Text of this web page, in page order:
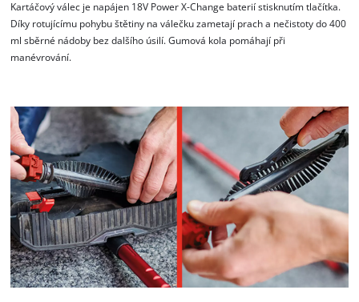
Powered byUsercentrics Consent
Management Platform
Kartáčový válec je napájen 18V Power X-Change baterií stisknutím tlačítka.
Díky rotujícímu pohybu štětiny na válečku zametají prach a nečistoty do 400
ml sběrné nádoby bez dalšího úsilí. Gumová kola pomáhají při
manévrování.